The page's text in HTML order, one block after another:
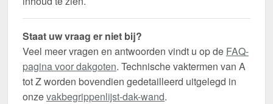
Staat uw vraag er niet bij?
Veel meer vragen en antwoorden vindt u op de FAQ-
pagina voor dakgoten. Technische vaktermen van A
tot Z worden bovendien gedetailleerd uitgelegd in
onzevakbegrippenlijst-dak-wand.